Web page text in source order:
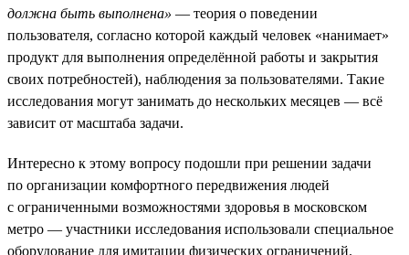
должна быть выполнена» — теория о поведении
пользователя, согласно которой каждый человек «нанимает»
продукт для выполнения определённой работы и закрытия
своих потребностей), наблюдения за пользователями. Такие
исследования могут занимать до нескольких месяцев — всё
зависит от масштаба задачи.
Интересно к этому вопросу подошли при решении задачи
по организации комфортного передвижения людей
с ограниченными возможностями здоровья в московском
метро — участники исследования использовали специальное
оборудование для имитации физических ограничений.